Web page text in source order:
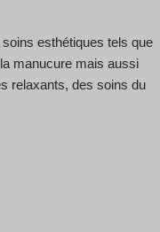
esthétiques tels que
manucure mais aussi
relaxants, des soins du